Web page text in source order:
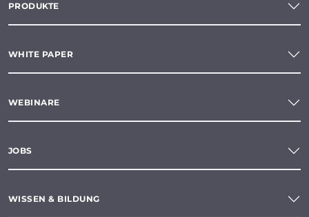
PRODUKTE
WHITE PAPER
WEBINARE
JOBS
WISSEN & BILDUNG